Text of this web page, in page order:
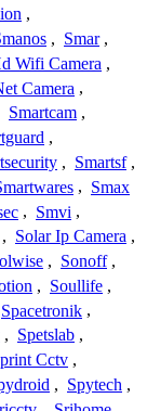
,
, Smar ,
Wifi Camera ,
Camera ,
Smartcam ,
,
, Smartsf ,
, Smax
, Smvi ,
, Solar Ip Camera ,
, Sonoff ,
, Soullife ,
Spacetronik ,
, Spetslab ,
Cctv ,
, Spytech ,